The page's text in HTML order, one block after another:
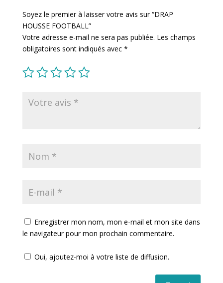
Soyez le premier à laisser votre avis sur “DRAP
HOUSSE FOOTBALL”
Votre adresse e-mail ne sera pas publiée. Les champs
obligatoires sont indiqués avec *
Enregistrer mon nom, mon e-mail et mon site dans
le navigateur pour mon prochain commentaire.
Oui, ajoutez-moi à votre liste de diffusion.